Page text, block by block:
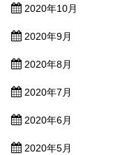
2020年10月
2020年9月
2020年8月
2020年7月
2020年6月
2020年5月